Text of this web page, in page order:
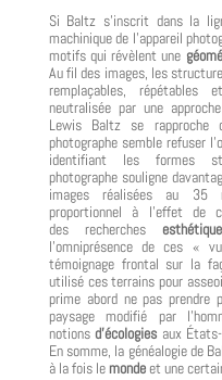
Si Baltz s’inscrit dans la
machinique de l’appareil
motifs qui révèlent une
Au fil des images, les
remplaçables,
neutralisée par une
Lewis Baltz se rapproche
photographe semble refuser
identifiant les formes
photographe souligne
images réalisées au 35
proportionnel à l’effet de
des recherches
l’omniprésence de ces «
témoignage frontal sur la
utilisé ces terrains pour
prime abord ne pas
paysage modifié par
notionsd’écologies aux
En somme, la généalogie de
à la fois lemondeet une